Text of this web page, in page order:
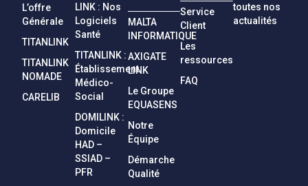
L’offre
Générale
TITANLINK
TITANLINK
NOMADE
CARELIB
LINK : Nos
Logiciels
Santé
TITANLINK :
Établissement
Médico-
Social
DOMILINK :
Domicile
HAD –
SSIAD –
PFR
MALTA
INFORMATIQUE
AXIGATE
LINK
Le Groupe
EQUASENS
Notre
Équipe
Démarche
Qualité
Service
Client
Les
ressources
FAQ
toutes nos
actualités